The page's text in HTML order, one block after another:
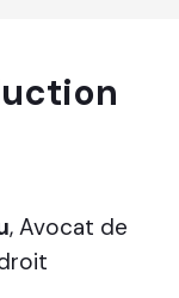
, Avocat de